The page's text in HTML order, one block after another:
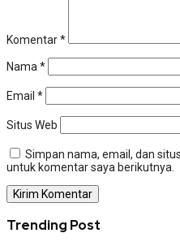
Komentar*
Nama *
Email *
Situs Web
Simpan nama, email, dan
untuk komentar saya berikutnya.
Trending Post